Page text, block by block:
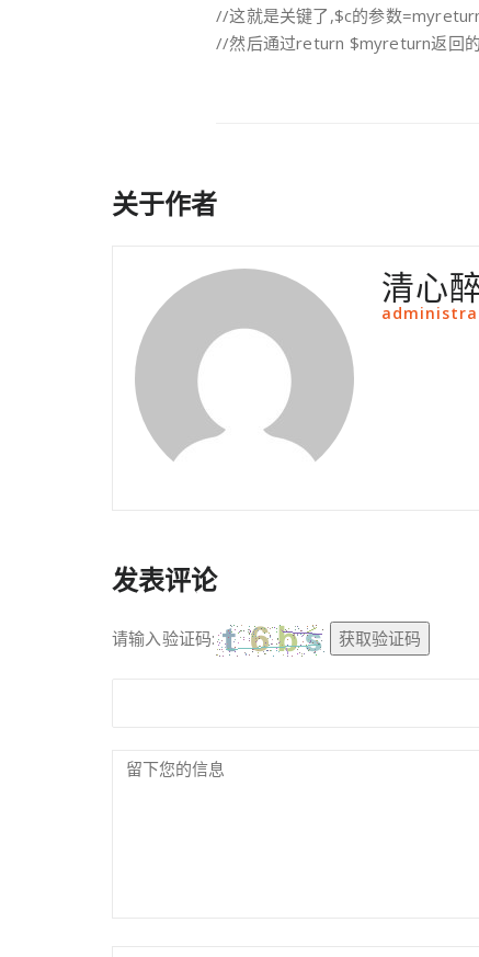
//这就是关键了,$c的参数
//然后通过return $myreturn返回
关于作者
清心
发表评论
请输入验证码: 获取验证码